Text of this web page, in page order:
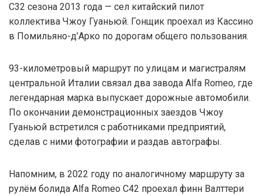
C32 сезона 2013 года — сел китайский пилот
коллектива Чжоу Гуаньюй. Гонщик проехал из Кассино
в Помильяно-д’Арко по дорогам общего пользования.
93-километровый маршрут по улицам и магистралям
центральной Италии связал два завода Alfa Romeo, где
легендарная марка выпускает дорожные автомобили.
По окончании демонстрационных заездов Чжоу
Гуаньюй встретился с работниками предприятий,
сделав с ними фотографии и раздав автографы.
Напомним, в 2022 году по аналогичному маршруту за
рулём болида Alfa Romeo C42 проехал финн Валттери